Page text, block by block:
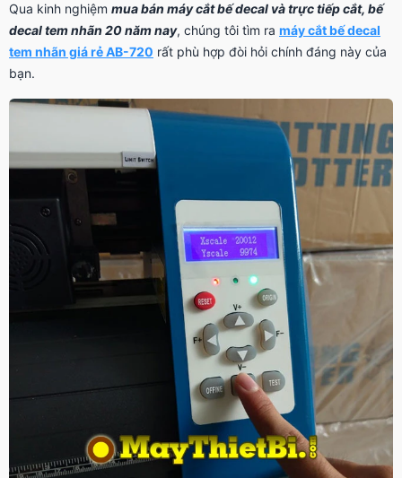
Qua kinh nghiệm mua bán máy cắt bế decal và trực tiếp cắt, bế
decal tem nhãn 20 năm nay, chúng tôi tìm ra máy cắt bế decal
tem nhãn giá rẻ AB-720 rất phù hợp đòi hỏi chính đáng này của
bạn.